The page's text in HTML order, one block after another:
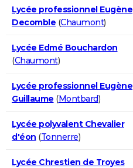
Lycée professionnel Eugène
Decomble (Chaumont)
Lycée Edmé Bouchardon
(Chaumont)
Lycée professionnel Eugène
Guillaume (Montbard)
Lycée polyvalent Chevalier
d'éon (Tonnerre)
Lycée Chrestien de Troyes